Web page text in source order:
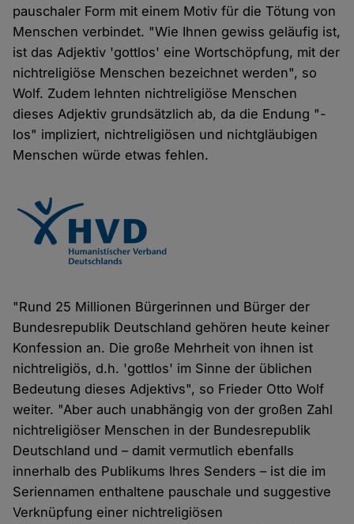
pauschaler Form mit einem Motiv für die Tötung von
Menschen verbindet. "Wie Ihnen gewiss geläufig ist,
ist das Adjektiv 'gottlos' eine Wortschöpfung, mit der
nichtreligiöse Menschen bezeichnet werden", so
Wolf. Zudem lehnten nichtreligiöse Menschen
dieses Adjektiv grundsätzlich ab, da die Endung "-
los" impliziert, nichtreligiösen und nichtgläubigen
Menschen würde etwas fehlen.
"Rund 25 Millionen Bürgerinnen und Bürger der
Bundesrepublik Deutschland gehören heute keiner
Konfession an. Die große Mehrheit von ihnen ist
nichtreligiös, d.h. 'gottlos' im Sinne der üblichen
Bedeutung dieses Adjektivs", so Frieder Otto Wolf
weiter. "Aber auch unabhängig von der großen Zahl
nichtreligiöser Menschen in der Bundesrepublik
Deutschland und – damit vermutlich ebenfalls
innerhalb des Publikums Ihres Senders – ist die im
Seriennamen enthaltene pauschale und suggestive
Verknüpfung einer nichtreligiösen